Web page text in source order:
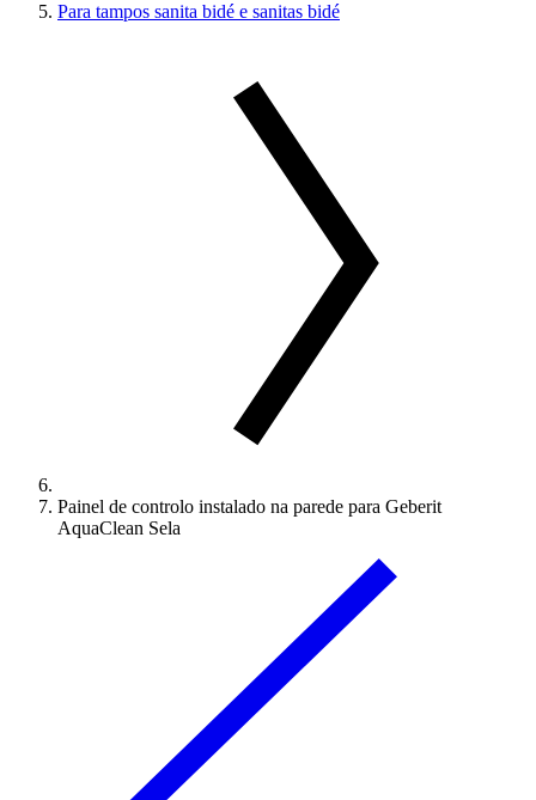
Para tampos sanita bidé e sanitas bidé
Painel de controlo instalado na parede para Geberit
AquaClean Sela